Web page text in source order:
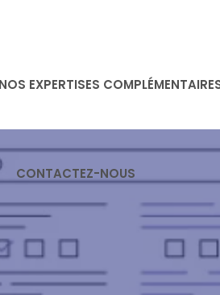
NOS EXPERTISES
CONTACTEZ-NOUS